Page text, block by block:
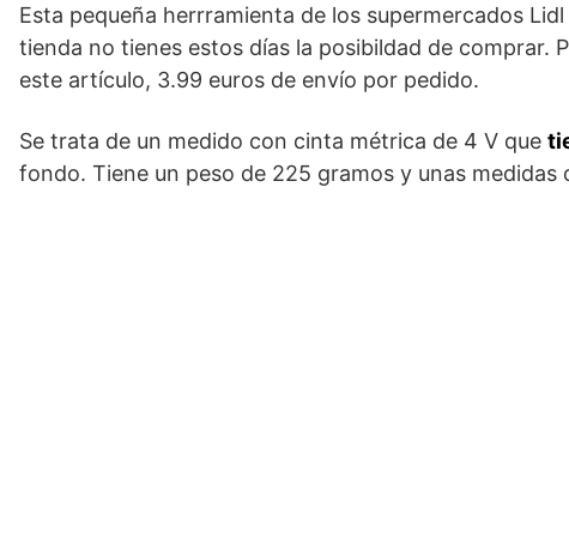
Esta pequeña herrramienta de los supermercados
tienda no tienes estos días la posibildad de comprar.
este artículo, 3.99 euros de envío por pedido.
Se trata de un medido con cinta métrica de 4 V que
fondo. Tiene un peso de 225 gramos y unas medidas